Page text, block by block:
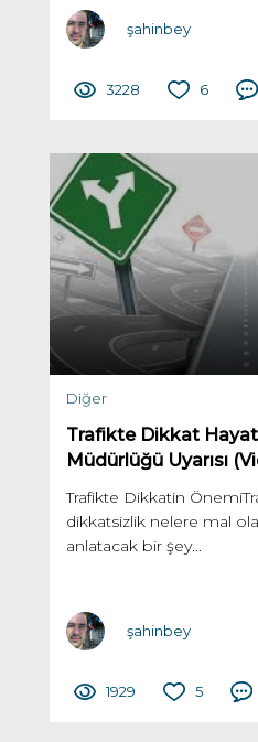
şahinbey
3228 6
Diğer
Trafikte Dikkat
Müdürlüğü Uyarısı
Trafikte Dikkatin
dikkatsizlik nelere mal
anlatacak bir şey...
şahinbey
1929 5